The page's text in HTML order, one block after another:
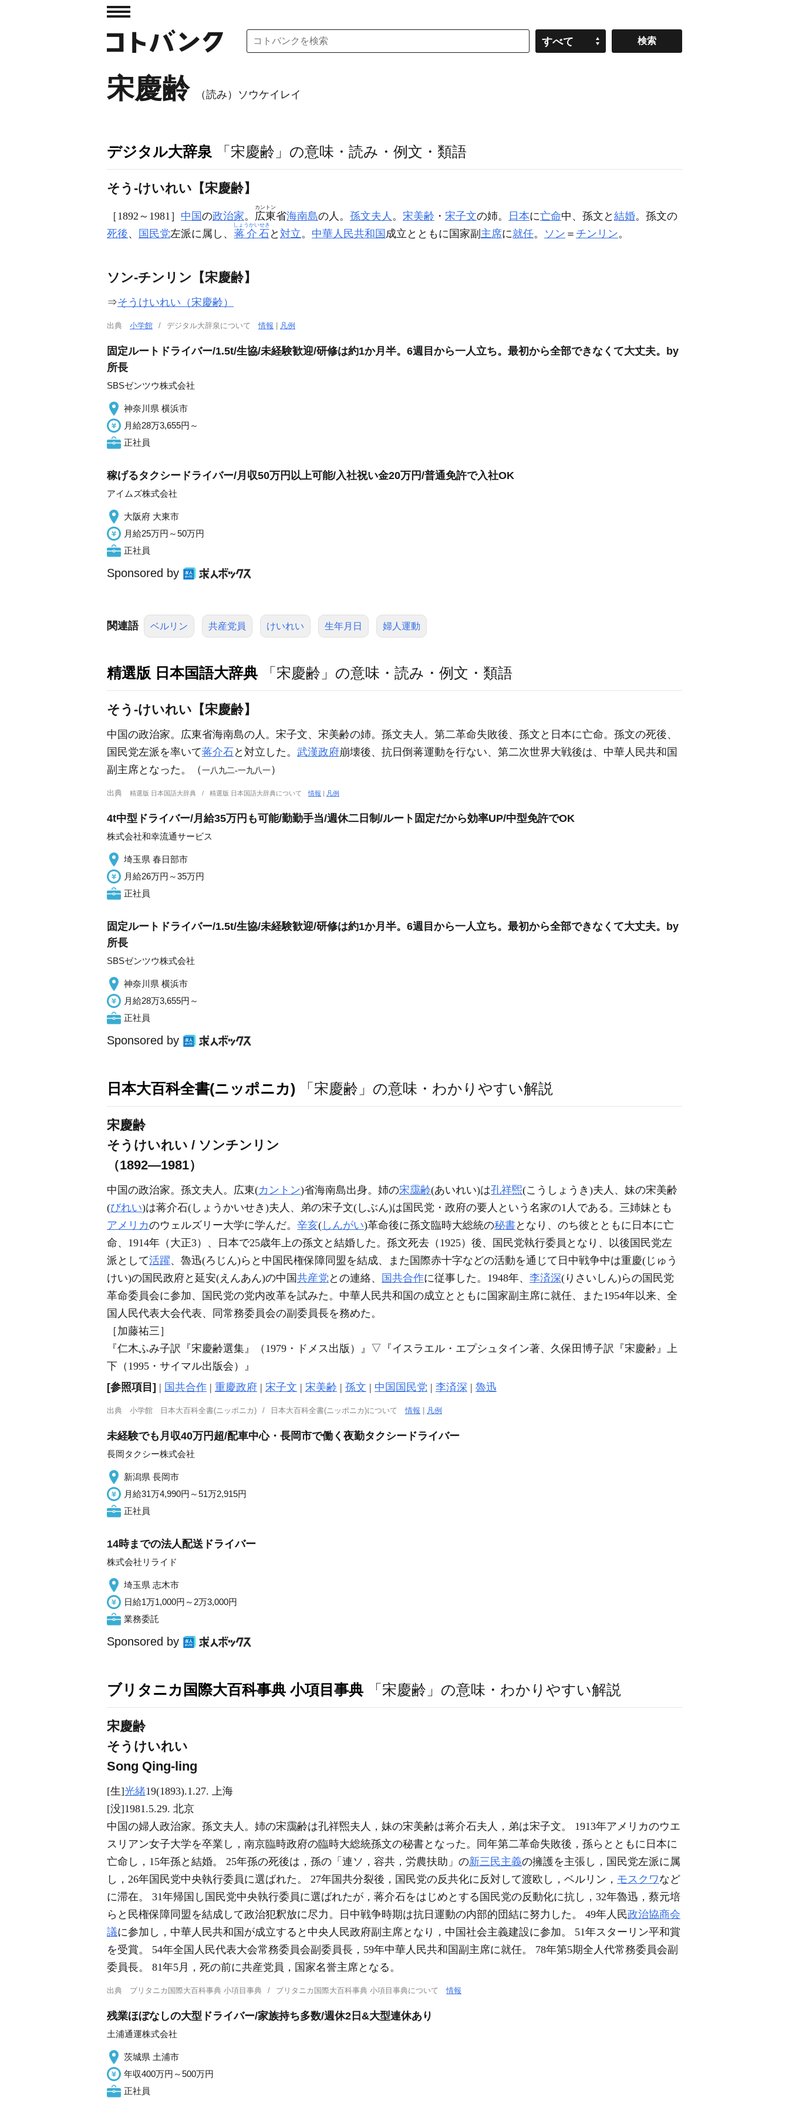
すべて
宋慶齢 （読み）ソウケイレイ
デジタル大辞泉 「宋慶齢」の意味・読み・例文・類語
そう‐けいれい【宋慶齢】
［1892～1981］ 中国の政治家。 広東
カントン
省海南島の人。 孫文夫人 。 宋美齢 ・ 宋子文の姉。 日本に亡命中、孫文と 結婚。孫文の
死後、 国民党左派に属し、 蒋介石
しょうかいせき
と 対立。 中華人民共和国 成立とともに国家副 主席に就任。 ソン ＝ チンリン。
ソン‐チンリン【宋慶齢】
⇒そうけいれい（宋慶齢）
出典 小学館 デジタル大辞泉について情報 凡例
固定ルートドライバー/1.5t/生協/未経験歓迎/研修は約1か月半。6週目から一人立ち。最初から全部できなくて大丈夫。by
所長
SBSゼンツウ株式会社
神奈川県 横浜市
月給28万3,655円～
正社員
稼げるタクシードライバー/月収50万円以上可能/入社祝い金20万円/普通免許で入社OK
アイムズ株式会社
大阪府 大東市
月給25万円～50万円
正社員
Sponsored by
関連語 ベルリン 共産党員 けいれい 生年月日 婦人運動
精選版 日本国語大辞典 「宋慶齢」の意味・読み・例文・類語
そう‐けいれい【宋慶齢】
中国の政治家。広東省海南島の人。宋子文、宋美齢の姉。孫文夫人。第二革命失敗後、孫文と日本に亡命。孫文の死後、
国民党左派を率いて蒋介石 と対立した。 武漢政府崩壊後、抗日倒蒋運動を行ない、第二次世界大戦後は、中華人民共和国
副主席となった。（一八九二‐一九八一）
出典 精選版 日本国語大辞典 精選版 日本国語大辞典について情報 | 凡例
4t中型ドライバー/月給35万円も可能/勤勤手当/週休二日制/ルート固定だから効率UP/中型免許でOK
株式会社和幸流通サービス
埼玉県 春日部市
月給26万円～35万円
正社員
固定ルートドライバー/1.5t/生協/未経験歓迎/研修は約1か月半。6週目から一人立ち。最初から全部できなくて大丈夫。by
所長
SBSゼンツウ株式会社
神奈川県 横浜市
月給28万3,655円～
正社員
Sponsored by
日本大百科全書(ニッポニカ) 「宋慶齢」の意味・わかりやすい解説
宋慶齢
そうけいれい / ソンチンリン
（1892―1981）
中国の政治家。孫文夫人。広東(カントン)省海南島出身。姉の宋靄齢(あいれい)は孔祥煕(こうしょうき)夫人、妹の宋美齢
(びれい)は蒋介石(しょうかいせき)夫人、弟の宋子文(しぶん)は国民党・政府の要人という名家の1人である。三姉妹とも
アメリカのウェルズリー大学に学んだ。 辛亥( しんがい)革命後に孫文臨時大総統の秘書となり、のち彼とともに日本に亡
命、1914年（大正3）、日本で25歳年上の孫文と結婚した。孫文死去（1925）後、国民党執行委員となり、以後国民党左
派として活躍、魯迅(ろじん)らと中国民権保障同盟を結成、また国際赤十字などの活動を通じて日中戦争中は重慶(じゅう
けい)の国民政府と延安(えんあん)の中国共産党 との連絡、 国共合作に従事した。1948年、 李済深(りさいしん)らの国民党
革命委員会に参加、国民党の党内改革を試みた。中華人民共和国の成立とともに国家副主席に就任、また1954年以来、全
国人民代表大会代表、同常務委員会の副委員長を務めた。
［加藤祐三］
『仁木ふみ子訳『宋慶齢選集』（1979・ドメス出版）』 ▽ 『イスラエル・エプシュタイン著、久保田博子訳『宋慶齢』上
下（1995・サイマル出版会）』
[参照項目] | 国共合作 | 重慶政府 | 宋子文 | 宋美齢 | 孫文 | 中国国民党 | 李済深 | 魯迅
出典 小学館 日本大百科全書(ニッポニカ) 日本大百科全書(ニッポニカ)について情報 凡例
未経験でも月収40万円超/配車中心・長岡市で働く夜勤タクシードライバー
長岡タクシー株式会社
新潟県 長岡市
月給31万4,990円～51万2,915円
正社員
14時までの法人配送ドライバー
株式会社リライド
埼玉県 志木市
日給1万1,000円～2万3,000円
業務委託
Sponsored by
ブリタニカ国際大百科事典 小項目事典 「宋慶齢」の意味・わかりやすい解説
宋慶齢
そうけいれい
Song Qing-ling
[生]光緒19(1893).1.27. 上海
[没]1981.5.29. 北京
中国の婦人政治家。孫文夫人。姉の宋靄齢は孔祥煕夫人，妹の宋美齢は蒋介石夫人，弟は宋子文。 1913年アメリカのウエ
スリアン女子大学を卒業し，南京臨時政府の臨時大総統孫文の秘書となった。同年第二革命失敗後，孫らとともに日本に
亡命し，15年孫と結婚。 25年孫の死後は，孫の「連ソ，容共，労農扶助」の新三民主義の擁護を主張し，国民党左派に属
し，26年国民党中央執行委員に選ばれた。 27年国共分裂後，国民党の反共化に反対して渡欧し，ベルリン， モスクワなど
に滞在。 31年帰国し国民党中央執行委員に選ばれたが，蒋介石をはじめとする国民党の反動化に抗し，32年魯迅，蔡元培
らと民権保障同盟を結成して政治犯釈放に尽力。日中戦争時期は抗日運動の内部的団結に努力した。 49年人民政治協商会
議に参加し，中華人民共和国が成立すると中央人民政府副主席となり，中国社会主義建設に参加。 51年スターリン平和賞
を受賞。 54年全国人民代表大会常務委員会副委員長，59年中華人民共和国副主席に就任。 78年第5期全人代常務委員会副
委員長。 81年5月，死の前に共産党員，国家名誉主席となる。
出典 ブリタニカ国際大百科事典 小項目事典 ブリタニカ国際大百科事典 小項目事典について情報
残業ほぼなしの大型ドライバー/家族持ち多数/週休2日&大型連休あり
土浦通運株式会社
茨城県 土浦市
年収400万円～500万円
正社員